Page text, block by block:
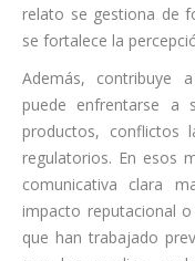
relato se gestiona de
se fortalece la
Además, contribuye
puede enfrentarse a
productos, conflictos
regulatorios. En esos
comunicativa clara
impacto reputacional
que han trabajado